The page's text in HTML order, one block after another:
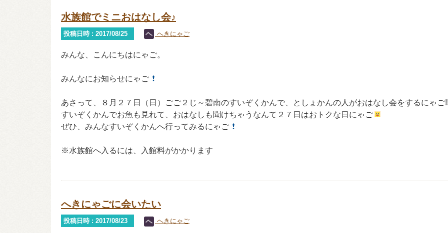
水族館でミニおはなし会♪
投稿日時 : 2017/08/25 へきにゃご
みんな、こんにちはにゃご。
みんなにお知らせにゃご
あさって、８月２７日（日）ごご２じ～碧南のすいぞくかんで、としょかんの人がおはなし会をするにゃご
すいぞくかんでお魚も見れて、おはなしも聞けちゃうなんて２７日はおトクな日にゃご
ぜひ、みんなすいぞくかんへ行ってみるにゃご
※水族館へ入るには、入館料がかかります
へきにゃごに会いたい
投稿日時 : 2017/08/23 へきにゃご